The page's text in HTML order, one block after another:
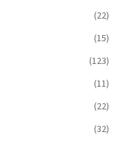
(22)
(15)
(123)
(11)
(22)
(32)